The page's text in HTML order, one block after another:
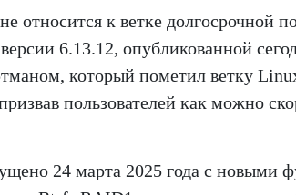
относится к ветке долгосрочной
6.13.12, опубликованной
который пометил ветку
пользователей как можно
24 марта 2025 года с новыми